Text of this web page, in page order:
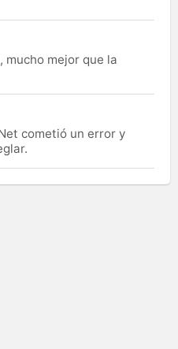
mucho mejor que la
cometió un error y